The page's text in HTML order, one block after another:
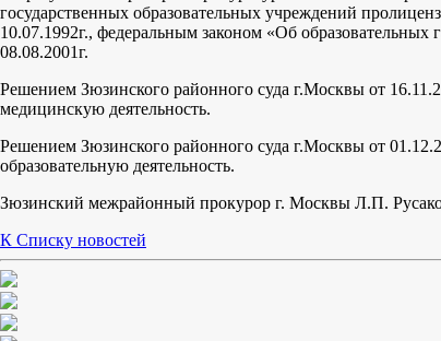
государственных образовательных учреждений
10.07.1992г., федеральным законом «Об
08.08.2001г.
Решением Зюзинского районного суда г.Москвы от
медицинскую деятельность.
Решением Зюзинского районного суда г.Москвы от
образовательную деятельность.
Зюзинский межрайонный прокурор г. Москвы Л.П.
К Списку новостей